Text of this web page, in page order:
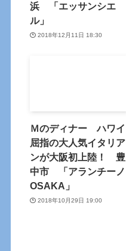
浜 「エッサンシエ
ル」
2018年12月11日 18:30
Ｍのディナー ハワイ
屈指の大人気イタリア
ンが大阪初上陸！ 豊
中市 「アランチーノ
OSAKA」
2018年10月29日 19:00